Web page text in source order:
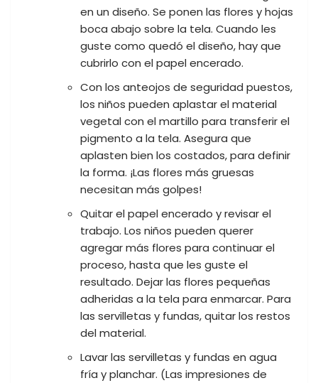
en un diseño. Se ponen las flores y hojas
boca abajo sobre la tela. Cuando les
guste como quedó el diseño, hay que
cubrirlo con el papel encerado.
Con los anteojos de seguridad puestos,
los niños pueden aplastar el material
vegetal con el martillo para transferir el
pigmento a la tela. Asegura que
aplasten bien los costados, para definir
la forma. ¡Las flores más gruesas
necesitan más golpes!
Quitar el papel encerado y revisar el
trabajo. Los niños pueden querer
agregar más flores para continuar el
proceso, hasta que les guste el
resultado. Dejar las flores pequeñas
adheridas a la tela para enmarcar. Para
las servilletas y fundas, quitar los restos
del material.
Lavar las servilletas y fundas en agua
fría y planchar. (Las impresiones de